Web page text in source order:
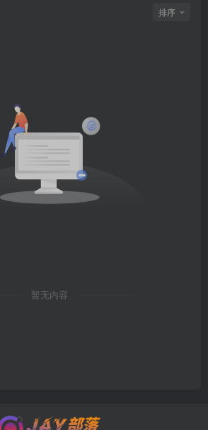
排序
暂无内容